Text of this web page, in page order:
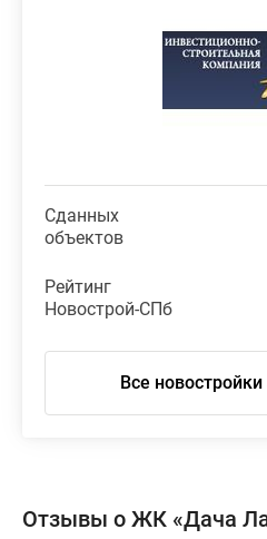
Сданных
объектов
Рейтинг
Новострой-СПб
Все
Отзывы о ЖК «Дача